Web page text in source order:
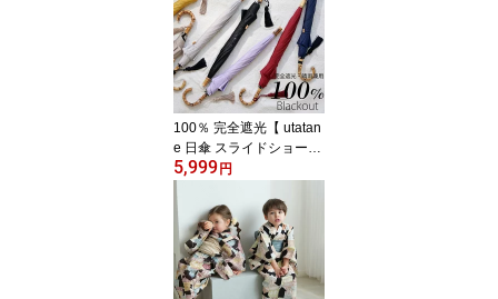
付】遮光率100％ UVカ
ット99.9%以上 遮熱 涼
しい 晴雨兼用 1級遮光 撥
水 軽量｜たたみやすい｜
大判｜竹製 高見え 北欧
フィンランド クオヴィ
[レディース]
100％ 完全遮光【 utatan
e 日傘 スライドショート
47cm | 無地 バンブー タ
UVカット99.9%以上 遮
熱 涼しい 晴雨兼用 1級遮
光 撥水 軽量 | 長傘 | 持ち
やすい たたみやすい 竹
製 高見え レディース メ
5,999 円